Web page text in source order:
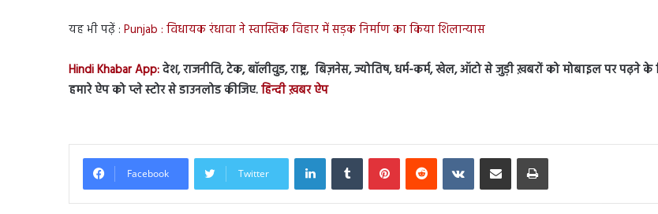
यह भी पढ़ें : Punjab : विधायक रंधावा ने स्वास्तिक विहार में सड़क निर्माण का किया शिलान्यास
Hindi Khabar App:देश, राजनीति, टेक, बॉलीवुड, राष्ट्र, बिज़नेस, ज्योतिष, धर्म-कर्म, खेल, ऑटो से जुड़ी ख़बरों को मोबाइल पर पढ़ने के
हमारे ऐप को प्ले स्टोर से डाउनलोड कीजिए.हिन्दी ख़बर ऐप
Facebook Twitter
LinkedInTumblr PinterestReddit VKontakteShare via Email Print